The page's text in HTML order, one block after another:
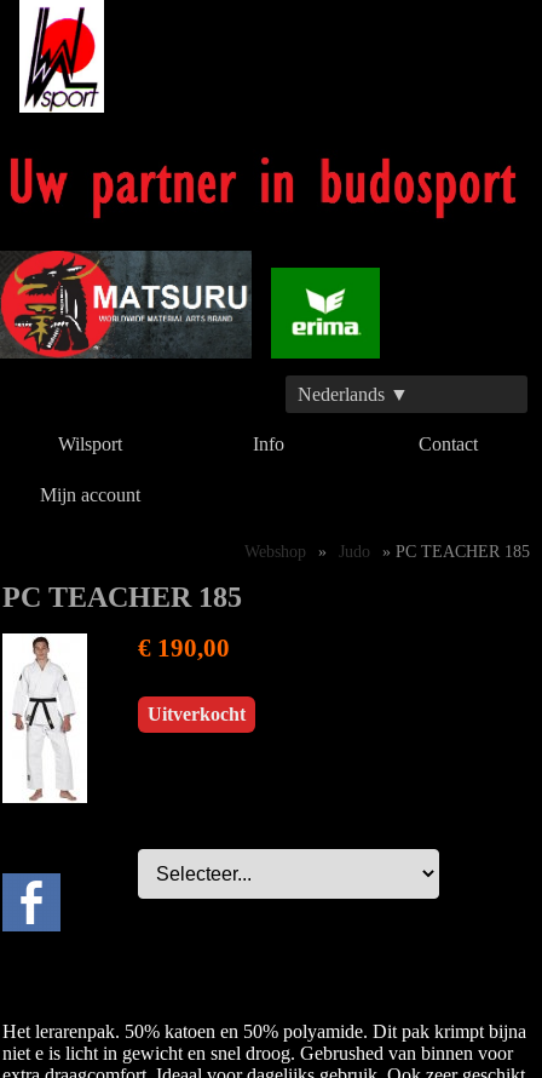
Nederlands ▼
Wilsport Info Contact
Mijn account
Webshop » Judo » PC TEACHER 185
PC TEACHER 185
€ 190,00
Uitverkocht
Het lerarenpak. 50% katoen en 50% polyamide. Dit pak krimpt bijna
niet e is licht in gewicht en snel droog. Gebrushed van binnen voor